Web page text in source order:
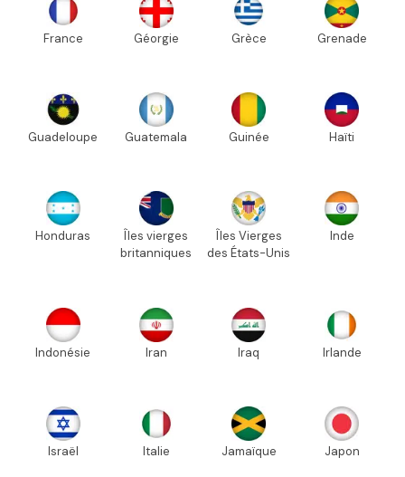
France Géorgie Grèce Grenade
Guadeloupe Guatemala Guinée Haïti
Honduras
Îles vierges
britanniques
Îles Vierges
des États-Unis
Inde
Indonésie Iran Iraq Irlande
Israël Italie Jamaïque Japon